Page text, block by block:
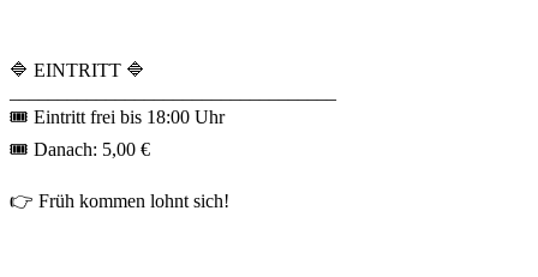
🔷 EINTRITT 🔷
🎟 Eintritt frei bis 18:00 Uhr
🎟 Danach: 5,00 €
👉 Früh kommen lohnt sich!